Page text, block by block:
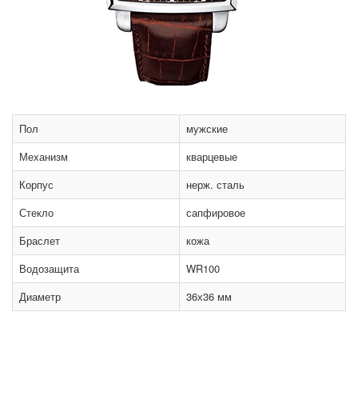
Пол
мужские
Механизм
кварцевые
Корпус
нерж. сталь
Стекло
сапфировое
Браслет
кожа
Водозащита
WR100
Диаметр
36х36 мм